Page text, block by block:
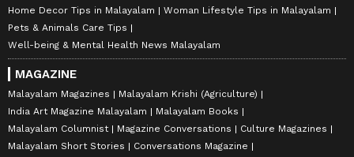
Home Decor Tips in Malayalam
Woman Lifestyle Tips in Malayalam
Pets & Animals Care Tips
Well-being & Mental Health News Malayalam
MAGAZINE
Malayalam Magazines
Malayalam Krishi (Agriculture)
India Art Magazine Malayalam
Malayalam Books
Malayalam Columnist
Magazine Conversations
Culture Magazines
Malayalam Short Stories
Conversations Magazine